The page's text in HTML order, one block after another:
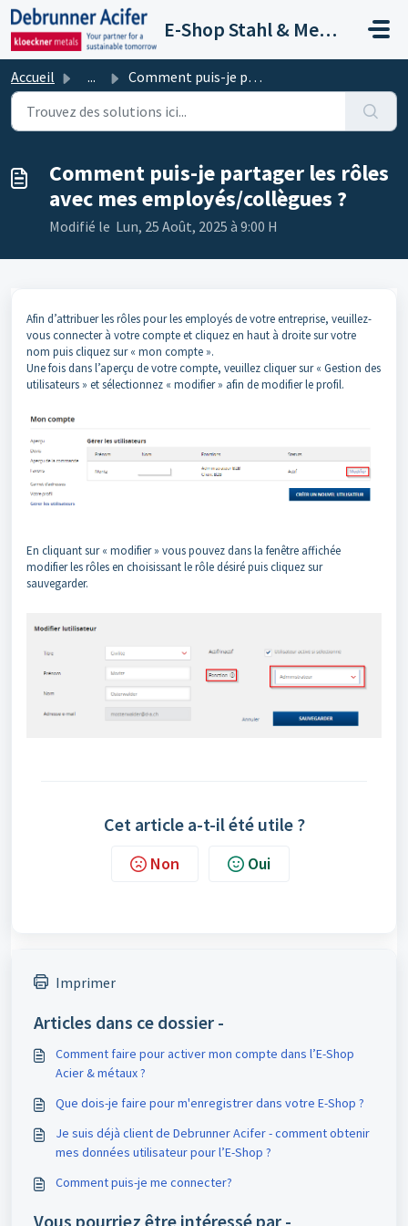
Passer au contenu principal
E-Shop Stahl & Metalle
Accueil ... Comment puis-je partager les rôles avec mes employés/coll...
Comment puis-je partager les rôles
avec mes employés/collègues ?
Modifié le Lun, 25 Août, 2025 à 9:00 H
Afin d’attribuer les rôles pour les employés de votre entreprise, veuillez-
vous connecter à votre compte et cliquez en haut à droite sur votre
nom puis cliquez sur « mon compte ».
Une fois dans l’aperçu de votre compte, veuillez cliquer sur « Gestion des
utilisateurs » et sélectionnez « modifier » afin de modifier le profil.
En cliquant sur « modifier » vous pouvez dans la fenêtre affichée
modifier les rôles en choisissant le rôle désiré puis cliquez sur
sauvegarder.
Cet article a-t-il été utile ?
Non Oui
Imprimer
Articles dans ce dossier -
Comment faire pour activer mon compte dans l’E-Shop
Acier & métaux ?
Que dois-je faire pour m'enregistrer dans votre E-Shop ?
Je suis déjà client de Debrunner Acifer - comment obtenir
mes données utilisateur pour l’E-Shop ?
Comment puis-je me connecter?
Vous pourriez être intéressé par -